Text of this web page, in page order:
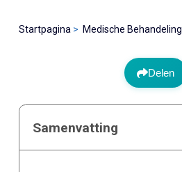
Startpagina Medische Behandeling
Delen
Samenvatting